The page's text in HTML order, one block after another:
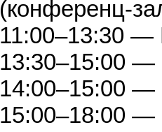
(конференц-
11:00–13:30 —
13:30–15:00
14:00–15:00 —
15:00–18:00 —